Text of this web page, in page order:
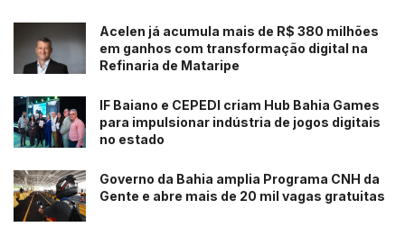
Acelen já acumula mais de R$ 380 milhões
em ganhos com transformação digital na
Refinaria de Mataripe
IF Baiano e CEPEDI criam Hub Bahia Games
para impulsionar indústria de jogos digitais
no estado
Governo da Bahia amplia Programa CNH da
Gente e abre mais de 20 mil vagas gratuitas